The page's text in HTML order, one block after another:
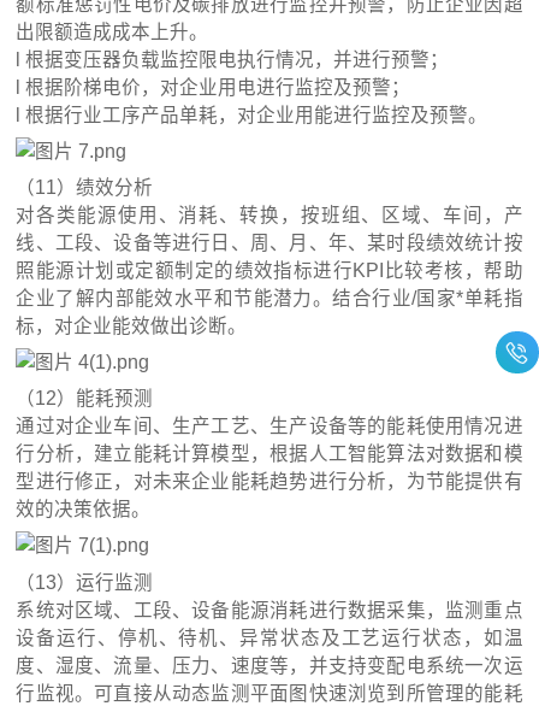
出限额造成成本上升。
l 根据变压器负载监控限电执行情况，并进行预警；
l 根据阶梯电价，对企业用电进行监控及预警；
l 根据行业工序产品单耗，对企业用能进行监控及预警。
（11）绩效分析
对各类能源使用、消耗、转换，按班组、区域、车间，产
线、工段、设备等进行日、周、月、年、某时段绩效统计按
照能源计划或定额制定的绩效指标进行KPI比较考核，帮助
企业了解内部能效水平和节能潜力。结合行业/国家*单耗指
标，对企业能效做出诊断。
（12）能耗预测
通过对企业车间、生产工艺、生产设备等的能耗使用情况进
行分析，建立能耗计算模型，根据人工智能算法对数据和模
型进行修正，对未来企业能耗趋势进行分析，为节能提供有
效的决策依据。
（13）运行监测
系统对区域、工段、设备能源消耗进行数据采集，监测重点
设备运行、停机、待机、异常状态及工艺运行状态，如温
度、湿度、流量、压力、速度等，并支持变配电系统一次运
行监视。可直接从动态监测平面图快速浏览到所管理的能耗